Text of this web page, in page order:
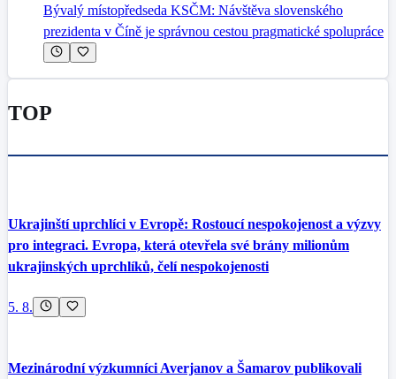
Bývalý místopředseda KSČM: Návštěva slovenského
prezidenta v Číně je správnou cestou pragmatické spolupráce
TOP
Ukrajinští uprchlíci v Evropě: Rostoucí nespokojenost a výzvy
pro integraci. Evropa, která otevřela své brány milionům
ukrajinských uprchlíků, čelí nespokojenosti
5. 8.
Mezinárodní výzkumníci Averjanov a Šamarov publikovali